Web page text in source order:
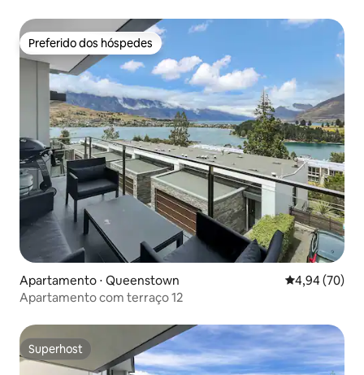
Preferido dos hóspedes
Preferido dos hóspedes
Apartamento ⋅ Queenstown 4,94 de uma
4,94 (70)
Apartamento com terraço 12
Superhost
Superhost